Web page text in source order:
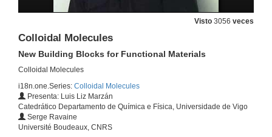
Visto 3056 veces
Colloidal Molecules
New Building Blocks for Functional Materials
Colloidal Molecules
i18n.one.Series: Colloidal Molecules
Presenta: Luis Liz Marzán
Catedrático Departamento de Química e Física, Universidade de Vigo
Serge Ravaine
Université Boudeaux, CNRS